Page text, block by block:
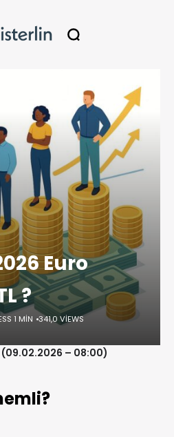
Euro
?
1 MIN 341,0 VIEWS
(09.02.2026 – 08:00)